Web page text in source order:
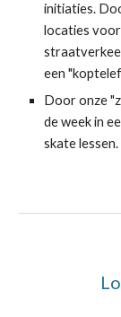
initiaties.
locaties
een
Door onze
de week in
skate lessen.